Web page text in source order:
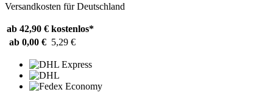
Versandkosten für Deutschland
ab 42,90 € kostenlos*
ab 0,00 € 5,29 €